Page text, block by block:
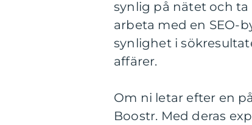
synlig på nätet och
arbeta med en SEO-
synlighet i
affärer.
Om ni letar efter en
Boostr. Med deras